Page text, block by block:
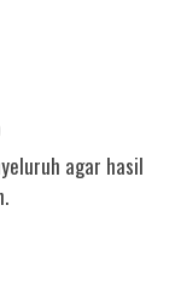
agar hasil